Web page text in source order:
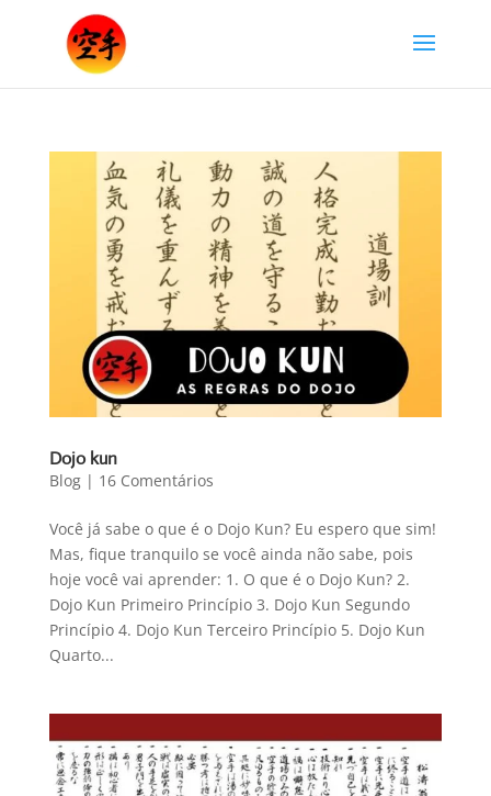
Dojo kun
Blog| 16 Comentários
Você já sabe o que é o Dojo Kun? Eu espero que sim!
Mas, fique tranquilo se você ainda não sabe, pois
hoje você vai aprender: 1. O que é o Dojo Kun? 2.
Dojo Kun Primeiro Princípio 3. Dojo Kun Segundo
Princípio 4. Dojo Kun Terceiro Princípio 5. Dojo Kun
Quarto...